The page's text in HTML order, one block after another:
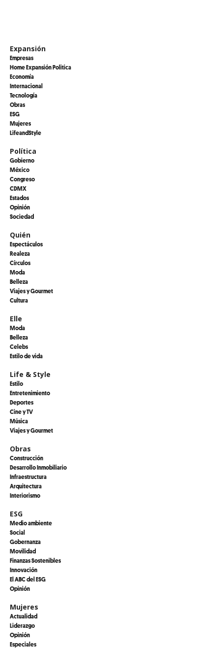
Expansión
Empresas
Home Expansión Politica
Economía
Internacional
Tecnología
Obras
ESG
Mujeres
LifeandStyle
Política
Gobierno
México
Congreso
CDMX
Estados
Opinión
Sociedad
Quién
Espectáculos
Realeza
Círculos
Moda
Belleza
Viajes y Gourmet
Cultura
Elle
Moda
Belleza
Celebs
Estilo de vida
Life & Style
Estilo
Entretenimiento
Deportes
Cine y TV
Música
Viajes y Gourmet
Obras
Construcción
Desarrollo Inmobiliario
Infraestructura
Arquitectura
Interiorismo
ESG
Medio ambiente
Social
Gobernanza
Movilidad
Finanzas Sostenibles
Innovación
El ABC del ESG
Opinión
Mujeres
Actualidad
Liderazgo
Opinión
Especiales